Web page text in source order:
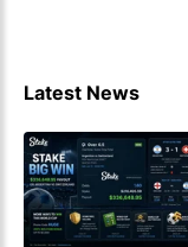
Latest News